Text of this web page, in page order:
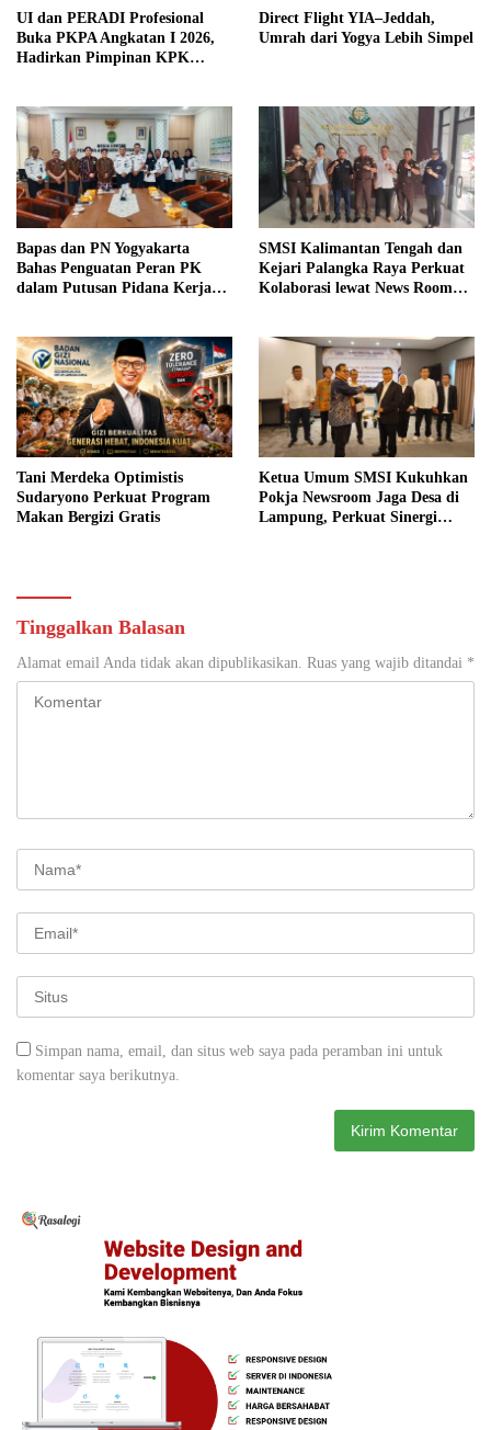
UI dan PERADI Profesional
Buka PKPA Angkatan I 2026,
Hadirkan Pimpinan KPK
Direct Flight YIA–Jeddah,
Umrah dari Yogya Lebih Simpel
Bapas dan PN Yogyakarta
Bahas Penguatan Peran PK
dalam Putusan Pidana Kerja
SMSI Kalimantan Tengah dan
Kejari Palangka Raya Perkuat
Kolaborasi lewat News Room
Tani Merdeka Optimistis
Sudaryono Perkuat Program
Makan Bergizi Gratis
Ketua Umum SMSI Kukuhkan
Pokja Newsroom Jaga Desa di
Lampung, Perkuat Sinergi
Tinggalkan Balasan
Alamat email Anda tidak akan dipublikasikan. Ruas yang wajib ditandai *
Simpan nama, email, dan situs web saya pada peramban ini untuk
komentar saya berikutnya.